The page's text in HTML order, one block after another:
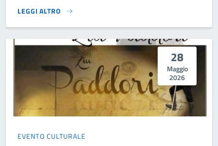
LEGGI ALTRO
PERCORSI DI MUSICA POP ROCK}
28
Maggio
2026
EVENTO CULTURALE